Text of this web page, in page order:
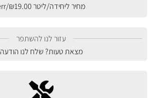
מחיר ליחידה/ליטר
₪19.00
/err
עזור לנו להשתפר
מצאת טעות? שלח לנו הודעה